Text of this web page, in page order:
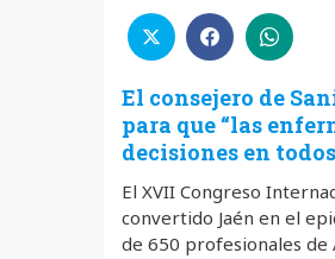
El consejero de
para que “las
decisiones en
El XVII Congreso
convertido Jaén en el
de 650 profesionales de